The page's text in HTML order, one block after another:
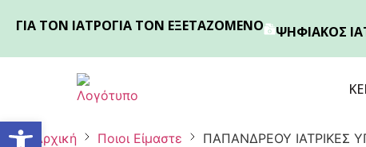
ΓΙΑ ΤΟΝ ΙΑΤΡΟΓΙΑ ΤΟΝ ΕΞΕΤΑΖΟΜΕΝΟ ΨΗΦΙΑΚΟΣ
Αρχική Ποιοι Είμαστε ΠΑΠΑΝΔΡΕΟΥ ΙΑΤΡΙΚΕΣ
Ανοίξτε τη γραμμή εργαλείων